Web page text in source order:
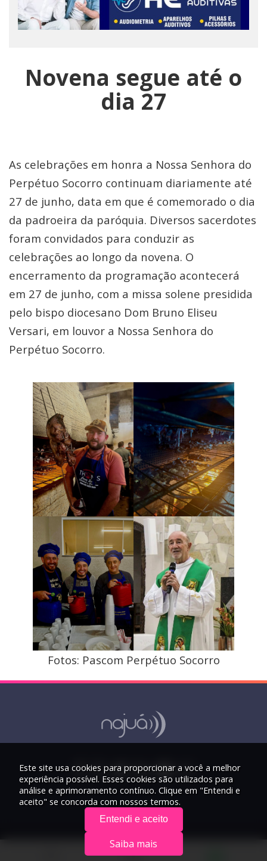
Novena segue até o
dia 27
As celebrações em honra a Nossa Senhora do
Perpétuo Socorro continuam diariamente até
27 de junho, data em que é comemorado o dia
da padroeira da paróquia. Diversos sacerdotes
foram convidados para conduzir as
celebrações ao longo da novena. O
encerramento da programação acontecerá
em 27 de junho, com a missa solene presidida
pelo bispo diocesano Dom Bruno Eliseu
Versari, em louvor a Nossa Senhora do
Perpétuo Socorro.
Fotos: Pascom Perpétuo Socorro
© 2026 Rádio Najuá - Todos os direitos reservados.
Este site usa cookies para proporcionar a você a melhor
experiência possível. Esses cookies são utilizados para
análise e aprimoramento contínuo. Clique em "Entendi e
aceito" se concorda com nossos termos.
Entendi e aceito
Saiba mais